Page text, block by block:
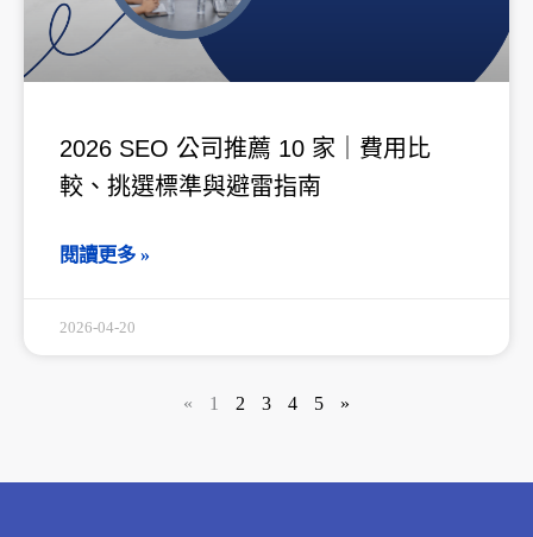
2026 SEO 公司推薦 10 家｜費用比
較、挑選標準與避雷指南
閱讀更多 »
2026-04-20
« 1 2 3 4 5 »